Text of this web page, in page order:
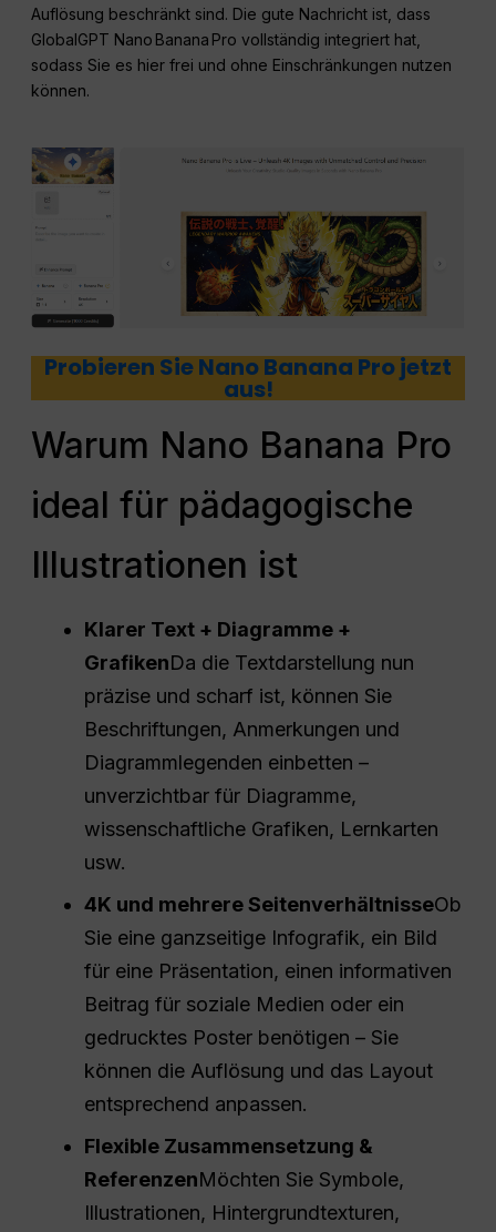
Auflösung beschränkt sind. Die gute Nachricht ist, dass
GlobalGPT Nano Banana Pro vollständig integriert hat,
sodass Sie es hier frei und ohne Einschränkungen nutzen
können.
Probieren Sie Nano Banana Pro jetzt
aus!
Warum Nano Banana Pro
ideal für pädagogische
Illustrationen ist
Klarer Text + Diagramme +
GrafikenDa die Textdarstellung nun
präzise und scharf ist, können Sie
Beschriftungen, Anmerkungen und
Diagrammlegenden einbetten –
unverzichtbar für Diagramme,
wissenschaftliche Grafiken, Lernkarten
usw.
4K und mehrere SeitenverhältnisseOb
Sie eine ganzseitige Infografik, ein Bild
für eine Präsentation, einen informativen
Beitrag für soziale Medien oder ein
gedrucktes Poster benötigen – Sie
können die Auflösung und das Layout
entsprechend anpassen.
Flexible Zusammensetzung &
ReferenzenMöchten Sie Symbole,
Illustrationen, Hintergrundtexturen,